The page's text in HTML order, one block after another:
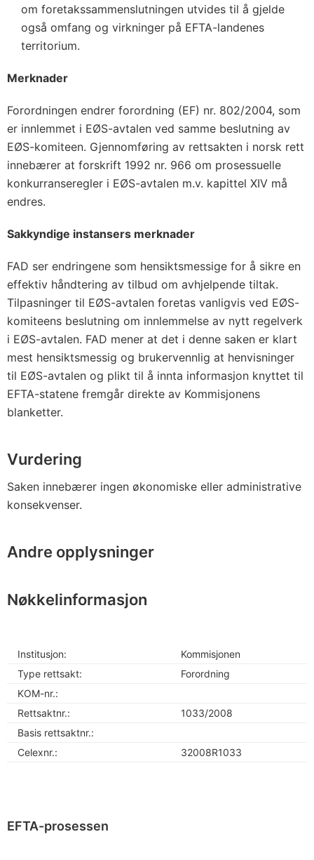
om foretakssammenslutningen utvides til å gjelde
også omfang og virkninger på EFTA-landenes
territorium.
Merknader
Forordningen endrer forordning (EF) nr. 802/2004, som
er innlemmet i EØS-avtalen ved samme beslutning av
EØS-komiteen. Gjennomføring av rettsakten i norsk rett
innebærer at forskrift 1992 nr. 966 om prosessuelle
konkurranseregler i EØS-avtalen m.v. kapittel XIV må
endres.
Sakkyndige instansers merknader
FAD ser endringene som hensiktsmessige for å sikre en
effektiv håndtering av tilbud om avhjelpende tiltak.
Tilpasninger til EØS-avtalen foretas vanligvis ved EØS-
komiteens beslutning om innlemmelse av nytt regelverk
i EØS-avtalen. FAD mener at det i denne saken er klart
mest hensiktsmessig og brukervennlig at henvisninger
til EØS-avtalen og plikt til å innta informasjon knyttet til
EFTA-statene fremgår direkte av Kommisjonens
blanketter.
Vurdering
Saken innebærer ingen økonomiske eller administrative
konsekvenser.
Andre opplysninger
Nøkkelinformasjon
Institusjon:
Kommisjonen
Type rettsakt:
Forordning
KOM-nr.:
Rettsaktnr.:
1033/2008
Basis rettsaktnr.:
Celexnr.:
32008R1033
EFTA-prosessen